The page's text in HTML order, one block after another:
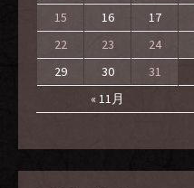
« 11月
15
16 17
22
23 24
29
30 31